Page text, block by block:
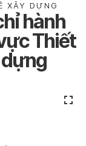
XÂY DỰNG
hành
Thiết